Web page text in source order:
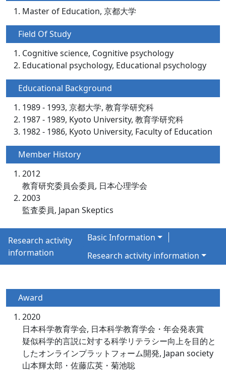
Master of Education, 京都大学
Field Of Study
Cognitive science, Cognitive psychology
Educational psychology, Educational psychology
Educational Background
1989 - 1993, 京都大学, 教育学研究科
1987 - 1989, Kyoto University, 教育学研究科
1982 - 1986, Kyoto University, Faculty of Education
Member History
2012
教育研究委員会委員, 日本心理学会
2003
監査委員, Japan Skeptics
Research activity
information
Basic Information
Research activity information
Award
2020
日本科学教育学会, 日本科学教育学会・年会発表賞
疑似科学的言説に対する科学リテラシー向上を目的と
したオンラインプラットフォーム開発, Japan society
山本輝太郎・佐藤広英・菊池聡